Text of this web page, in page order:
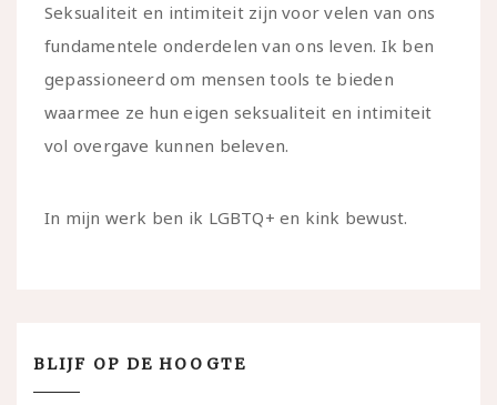
Seksualiteit en intimiteit zijn voor velen van ons
fundamentele onderdelen van ons leven. Ik ben
gepassioneerd om mensen tools te bieden
waarmee ze hun eigen seksualiteit en intimiteit
vol overgave kunnen beleven.
In mijn werk ben ik LGBTQ+ en kink bewust.
BLIJF OP DE HOOGTE